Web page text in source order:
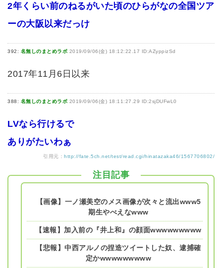
2年くらい前のねるがいた頃のひらがなの全国ツア
ーの大阪以来だっけ
392: 名無しのまとめラボ 2019/09/06(金) 18:12:22.17 ID:AZyppizSd
2017年11月6日以来
388: 名無しのまとめラボ 2019/09/06(金) 18:11:27.29 ID:2sjDUFwL0
LVなら行けるで
ありがたいわぁ
引用元： http://fate.5ch.net/test/read.cgi/hinatazaka46/1567706802/
注目記事
【画像】一ノ瀬美空のメス画像が次々と流出www5
期生やべえなwww
【速報】加入前の『井上和』の顔面wwwwwwwww
【悲報】中西アルノの捏造ツイートした奴、逮捕確
定かwwwwwwwww